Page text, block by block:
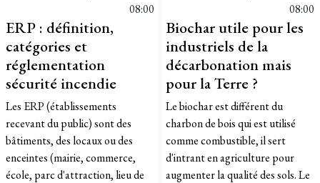
08:00
ERP : définition,
catégories et
réglementation
sécurité incendie
Les ERP (établissements
recevant du public) sont des
bâtiments, des locaux ou des
enceintes (mairie, commerce,
école, parc d'attraction, lieu de
08:00
Biochar utile pour les
industriels de la
décarbonation mais
pour la Terre ?
Le biochar est différent du
charbon de bois qui est utilisé
comme combustible, il sert
d'intrant en agriculture pour
augmenter la qualité des sols. Le